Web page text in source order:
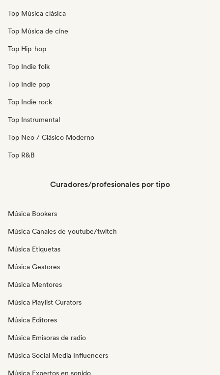
Top Música clásica
Top Música de cine
Top Hip-hop
Top Indie folk
Top Indie pop
Top Indie rock
Top Instrumental
Top Neo / Clásico Moderno
Top R&B
Curadores/profesionales por tipo
Música Bookers
Música Canales de youtube/twitch
Música Etiquetas
Música Gestores
Música Mentores
Música Playlist Curators
Música Editores
Música Emisoras de radio
Música Social Media Influencers
Música Expertos en sonido